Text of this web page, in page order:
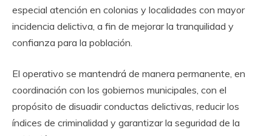
especial atención en colonias y localidades con mayor
incidencia delictiva, a fin de mejorar la tranquilidad y
confianza para la población.
El operativo se mantendrá de manera permanente, en
coordinación con los gobiernos municipales, con el
propósito de disuadir conductas delictivas, reducir los
índices de criminalidad y garantizar la seguridad de la